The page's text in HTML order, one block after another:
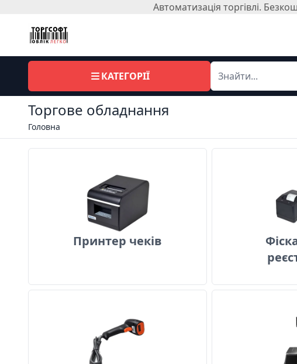
Автоматизація торгівлі.
КАТЕГОРІЇ
Торгове обладнання
Головна
Принтер чеків